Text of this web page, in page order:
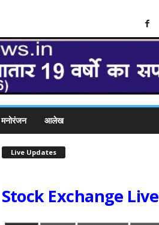
मनोरंजन आलेख
Live Updates
Stock Exchange Live